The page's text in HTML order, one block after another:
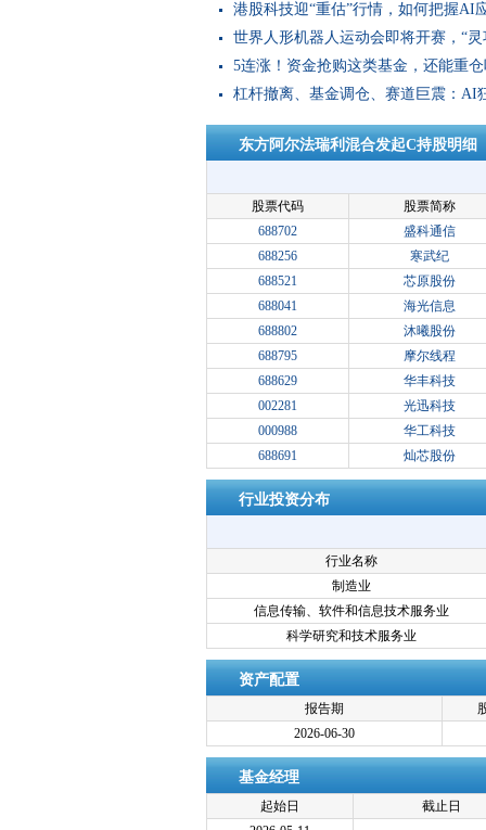
港股科技迎“重估”行情，如何把握AI
世界人形机器人运动会即将开赛，“
5连涨！资金抢购这类基金，还能重
杠杆撤离、基金调仓、赛道巨震：AI
东方阿尔法瑞利混合发起C持股明细
股票代码
股票简称
688702
盛科通信
688256
寒武纪
688521
芯原股份
688041
海光信息
688802
沐曦股份
688795
摩尔线程
688629
华丰科技
002281
光迅科技
000988
华工科技
688691
灿芯股份
行业投资分布
行业名称
制造业
信息传输、软件和信息技术服务业
科学研究和技术服务业
资产配置
报告期
2026-06-30
基金经理
起始日
截止日